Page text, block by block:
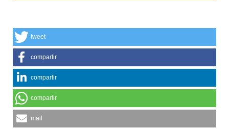
tweet
compartir
compartir
compartir
mail